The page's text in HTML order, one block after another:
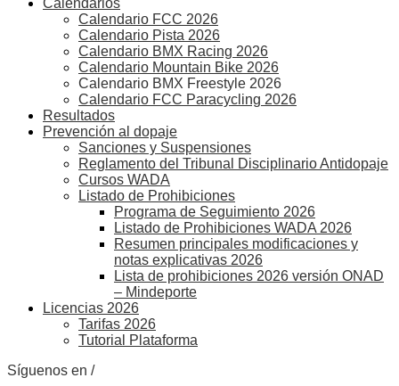
Calendarios
Calendario FCC 2026
Calendario Pista 2026
Calendario BMX Racing 2026
Calendario Mountain Bike 2026
Calendario BMX Freestyle 2026
Calendario FCC Paracycling 2026
Resultados
Prevención al dopaje
Sanciones y Suspensiones
Reglamento del Tribunal Disciplinario Antidopaje
Cursos WADA
Listado de Prohibiciones
Programa de Seguimiento 2026
Listado de Prohibiciones WADA 2026
Resumen principales modificaciones y
notas explicativas 2026
Lista de prohibiciones 2026 versión ONAD
– Mindeporte
Licencias 2026
Tarifas 2026
Tutorial Plataforma
Síguenos en /